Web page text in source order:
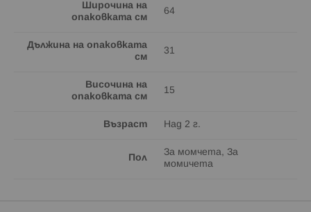
Широчина на
опаковката см
64
Дължина на опаковката
см
31
Височина на
опаковката см
15
Възраст Над 2 г.
Пол
За момчета, За
момичета